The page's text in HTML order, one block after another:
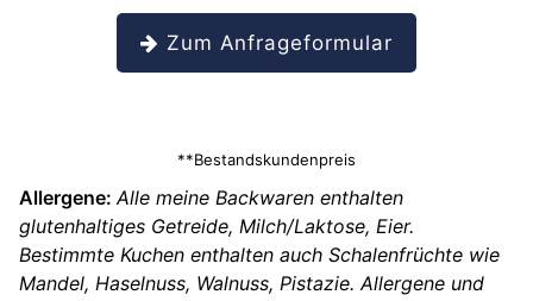
Zum Anfrageformular
**Bestandskundenpreis
Allergene:Alle meine Backwaren enthalten
glutenhaltiges Getreide, Milch/Laktose, Eier.
Bestimmte Kuchen enthalten auch Schalenfrüchte wie
Mandel, Haselnuss, Walnuss, Pistazie. Allergene und